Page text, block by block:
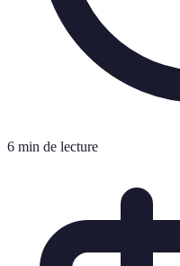
6 min de lecture